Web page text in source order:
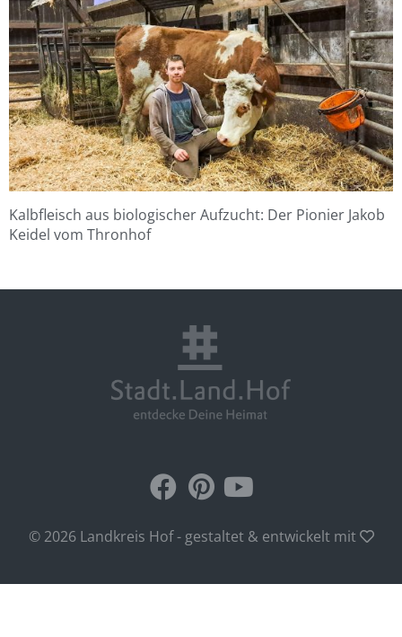
Kalbfleisch aus biologischer Aufzucht: Der Pionier Jakob
Keidel vom Thronhof
© 2026 Landkreis Hof - gestaltet & entwickelt mit